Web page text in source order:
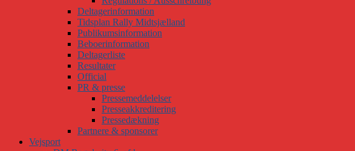
Deltagerinformation
Tidsplan Rally Midtsjælland
Publikumsinformation
Beboerinformation
Deltagerliste
Resultater
Official
PR & presse
Pressemeddelelser
Presseakkreditering
Pressedækning
Partnere & sponsorer
Vejsport